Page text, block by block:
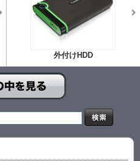
外付けHDD